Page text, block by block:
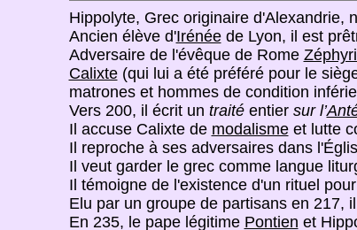
Hippolyte, Grec originaire d'Alexandrie,
Ancien élève d'Irénéede Lyon, il est
Adversaire de l'évêque de Rome
Calixte(qui lui a été préféré pour le
matrones et hommes de condition
Vers 200, il écrit un traitéentier sur l’
Il accuse Calixte de modalismeet lutte
Il reproche à ses adversaires dans
Il veut garder le grec comme langue
Il témoigne de l'existence d'un rituel
Elu par un groupe de partisans en 217,
En 235, le pape légitime Pontien et